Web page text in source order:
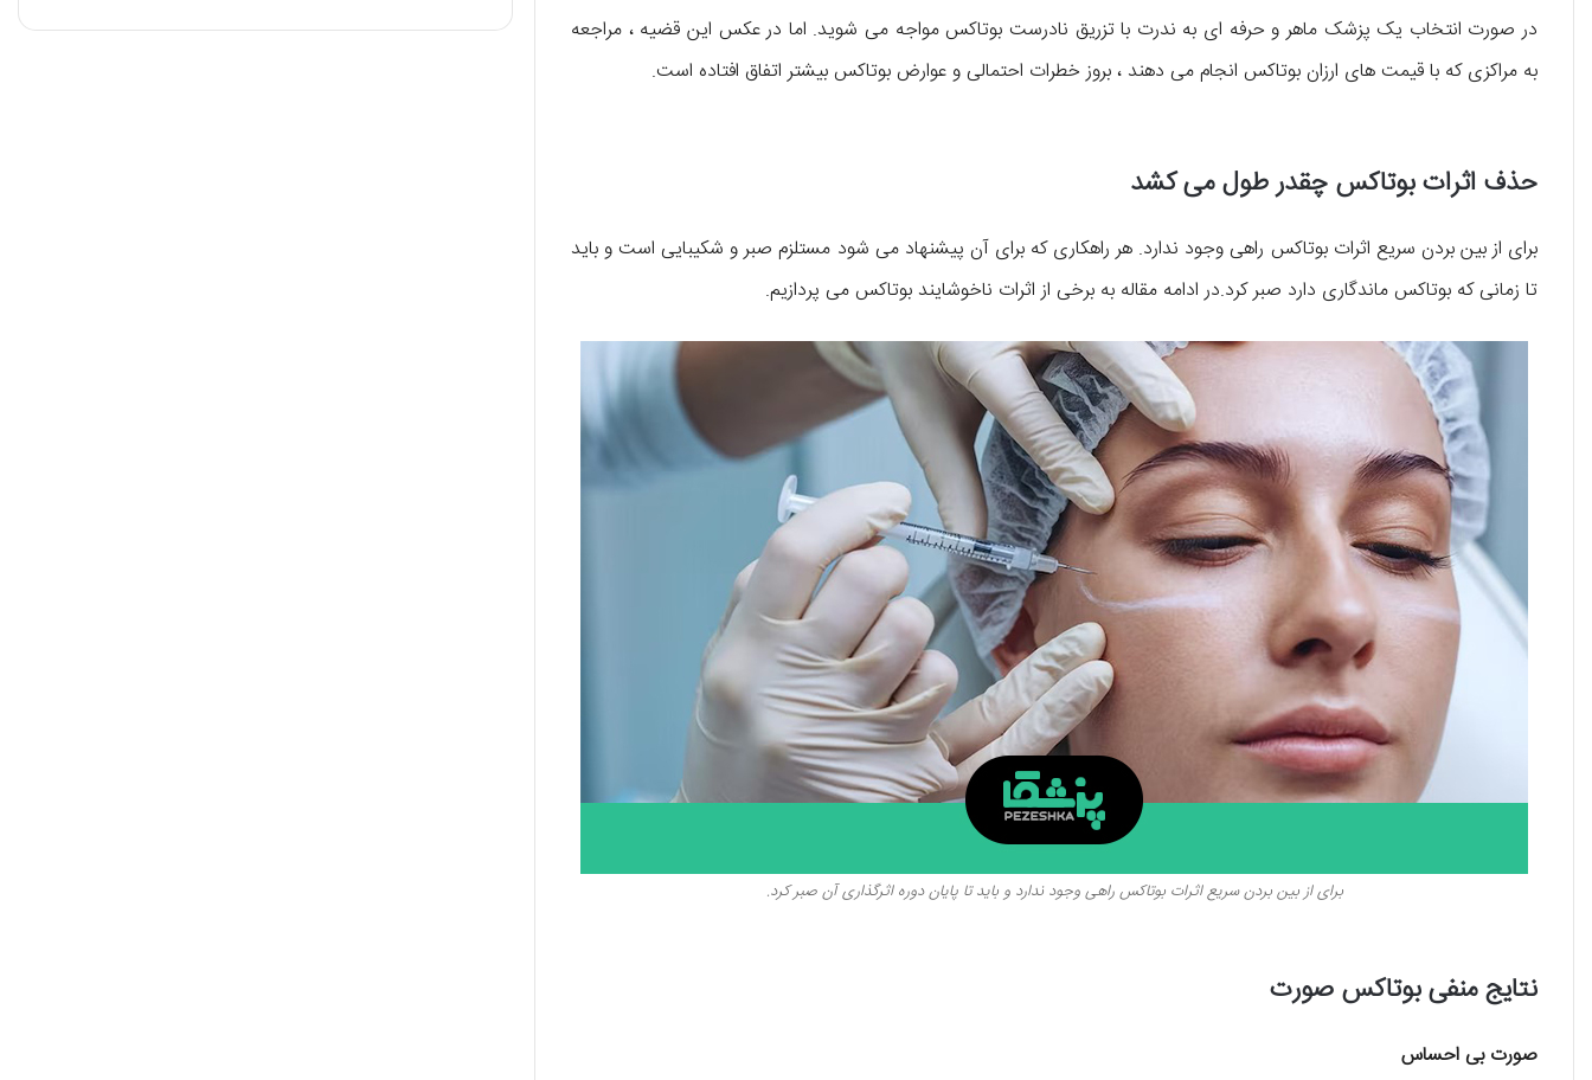
در صورت انتخاب یک پزشک ماهر و حرفه ای به ندرت با تزریق نادرست بوتاکس مواجه می شوید. اما در عکس این قضیه ، مراجعه
به مراکزی که با قیمت های ارزان بوتاکس انجام می دهند ، بروز خطرات احتمالی و عوارض بوتاکس بیشتر اتفاق افتاده است.
حذف اثرات بوتاکس چقدر طول می کشد
برای از بین بردن سریع اثرات بوتاکس راهی وجود ندارد. هر راهکاری که برای آن پیشنهاد می شود مستلزم صبر و شکیبایی است و باید
تا زمانی که بوتاکس ماندگاری دارد صبر کرد.در ادامه مقاله به برخی از اثرات ناخوشایند بوتاکس می پردازیم.
برای از بین بردن سریع اثرات بوتاکس راهی وجود ندارد و باید تا پایان دوره اثرگذاری آن صبر کرد.
نتایج منفی بوتاکس صورت
صورت بی احساس